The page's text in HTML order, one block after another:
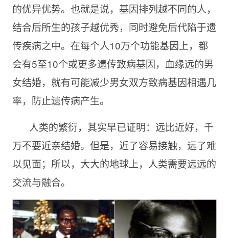
的优异优势。也就是说，基因排列越不同的人，
结合后所生的孩子越优秀，同时避免后代陷于遗
传疾病之中。在每个人10万个功能基因上，都
会有5至10个或更多遗传致病基因，血缘远的男
女结婚，就有可能减少男女双方致病基因相遇几
率，防止遗传病产生。
人类的繁衍，其实早已证明：远比近好，千
万不要近亲结婚。但是，近了容易接触，远了难
以见面；所以，大大的地球上，人类需要远远的
交流与融合。